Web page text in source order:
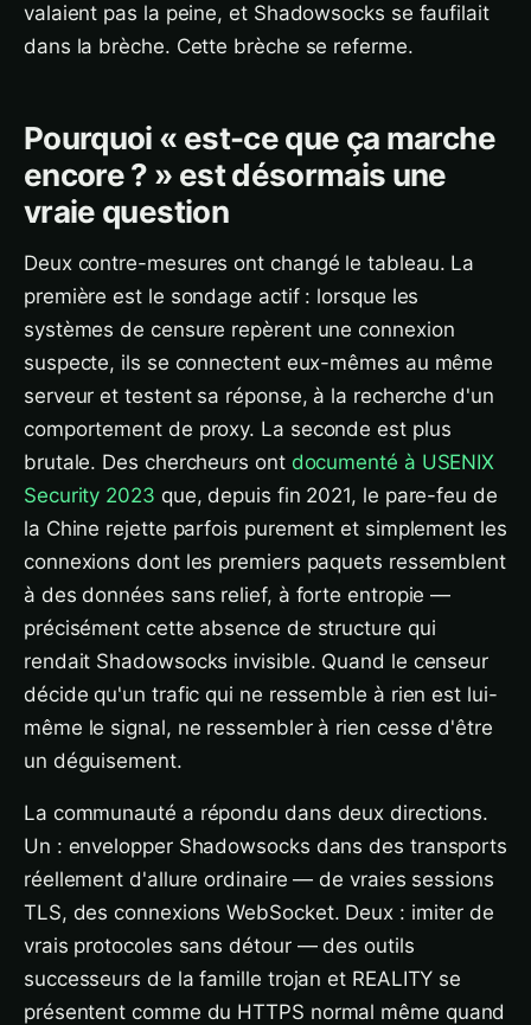
valaient pas la peine, et Shadowsocks se faufilait
dans la brèche. Cette brèche se referme.
Pourquoi « est-ce que ça marche
encore ? » est désormais une
vraie question
Deux contre-mesures ont changé le tableau. La
première est le sondage actif : lorsque les
systèmes de censure repèrent une connexion
suspecte, ils se connectent eux-mêmes au même
serveur et testent sa réponse, à la recherche d'un
comportement de proxy. La seconde est plus
brutale. Des chercheurs ont documenté à USENIX
Security 2023 que, depuis fin 2021, le pare-feu de
la Chine rejette parfois purement et simplement les
connexions dont les premiers paquets ressemblent
à des données sans relief, à forte entropie —
précisément cette absence de structure qui
rendait Shadowsocks invisible. Quand le censeur
décide qu'un trafic qui ne ressemble à rien est lui-
même le signal, ne ressembler à rien cesse d'être
un déguisement.
La communauté a répondu dans deux directions.
Un : envelopper Shadowsocks dans des transports
réellement d'allure ordinaire — de vraies sessions
TLS, des connexions WebSocket. Deux : imiter de
vrais protocoles sans détour — des outils
successeurs de la famille trojan et REALITY se
présentent comme du HTTPS normal même quand